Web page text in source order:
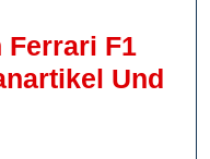
Ferrari F1
Und